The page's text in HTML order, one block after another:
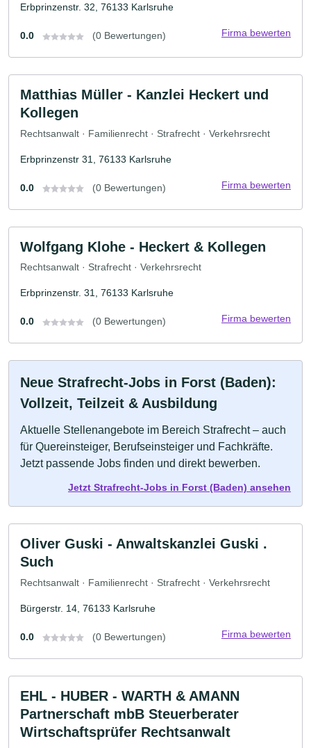
Erbprinzenstr. 32, 76133 Karlsruhe
0.0 (0 Bewertungen) Firma bewerten
Matthias Müller - Kanzlei Heckert und
Kollegen
Rechtsanwalt · Familienrecht · Strafrecht · Verkehrsrecht
Erbprinzenstr 31, 76133 Karlsruhe
0.0 (0 Bewertungen) Firma bewerten
Wolfgang Klohe - Heckert & Kollegen
Rechtsanwalt · Strafrecht · Verkehrsrecht
Erbprinzenstr. 31, 76133 Karlsruhe
0.0 (0 Bewertungen) Firma bewerten
Neue Strafrecht-Jobs in Forst (Baden):
Vollzeit, Teilzeit & Ausbildung
Aktuelle Stellenangebote im Bereich Strafrecht – auch
für Quereinsteiger, Berufseinsteiger und Fachkräfte.
Jetzt passende Jobs finden und direkt bewerben.
Jetzt Strafrecht-Jobs in Forst (Baden) ansehen
Oliver Guski - Anwaltskanzlei Guski .
Such
Rechtsanwalt · Familienrecht · Strafrecht · Verkehrsrecht
Bürgerstr. 14, 76133 Karlsruhe
0.0 (0 Bewertungen) Firma bewerten
EHL - HUBER - WARTH & AMANN
Partnerschaft mbB Steuerberater
Wirtschaftsprüfer Rechtsanwalt